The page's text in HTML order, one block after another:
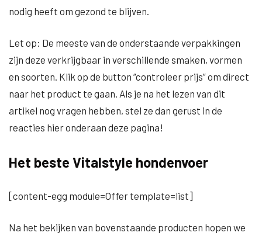
nodig heeft om gezond te blijven.
Let op: De meeste van de onderstaande verpakkingen
zijn deze verkrijgbaar in verschillende smaken, vormen
en soorten. Klik op de button “controleer prijs” om direct
naar het product te gaan. Als je na het lezen van dit
artikel nog vragen hebben, stel ze dan gerust in de
reacties hier onderaan deze pagina!
Het beste Vitalstyle hondenvoer
[content-egg module=Offer template=list]
Na het bekijken van bovenstaande producten hopen we